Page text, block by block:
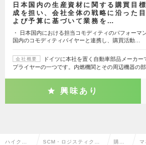
日本国内の生産資材に関する購買目
成を担い、会社全体の戦略に沿った
よび予算に基づいて業務を…
・ 日本国内における担当コモディティのパフォー
国内のコモディティバイヤーと連携し、購買活動…
会社概要
ドイツに本社を置く自動車部品メーカ
プライヤーの一つです。内燃機関とその周辺機器の
興味あり
ハイクラ SCM・ロジスティク 購